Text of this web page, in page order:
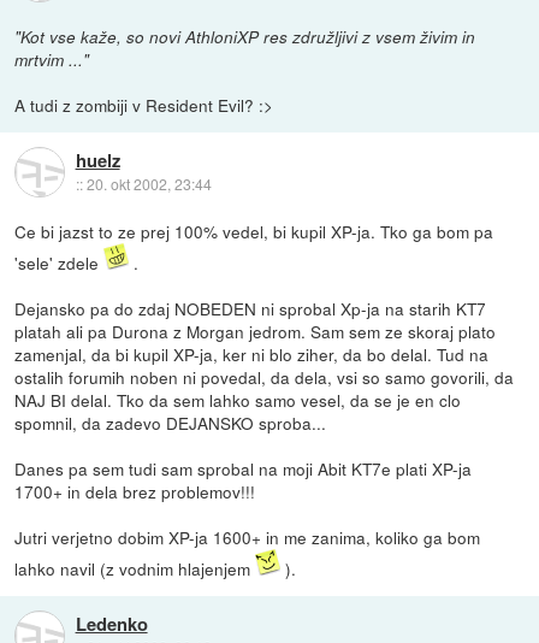
"Kot vse kaže, so novi AthloniXP res združljivi z vsem živim in
mrtvim ..."
A tudi z zombiji v Resident Evil? :>
huelz
::20. okt 2002, 23:44
Ce bi jazst to ze prej 100% vedel, bi kupil XP-ja. Tko ga bom pa
'sele' zdele
.
Dejansko pa do zdaj NOBEDEN ni sprobal Xp-ja na starih KT7
platah ali pa Durona z Morgan jedrom. Sam sem ze skoraj plato
zamenjal, da bi kupil XP-ja, ker ni blo ziher, da bo delal. Tud na
ostalih forumih noben ni povedal, da dela, vsi so samo govorili, da
NAJ BI delal. Tko da sem lahko samo vesel, da se je en clo
spomnil, da zadevo DEJANSKO sproba...
Danes pa sem tudi sam sprobal na moji Abit KT7e plati XP-ja
1700+ in dela brez problemov!!!
Jutri verjetno dobim XP-ja 1600+ in me zanima, koliko ga bom
lahko navil (z vodnim hlajenjem
).
Ledenko